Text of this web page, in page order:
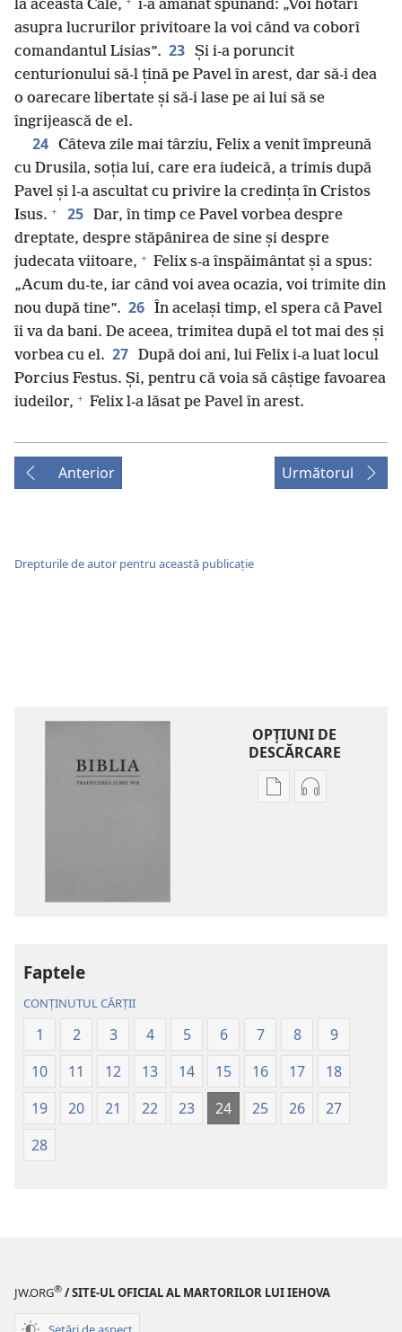
la această Cale,
i-a amânat spunând: „Voi hotărî
asupra lucrurilor privitoare la voi când va coborî
comandantul Lisias”. 23 Și i-a poruncit
centurionului să-l țină pe Pavel în arest, dar să-i dea
o oarecare libertate și să-i lase pe ai lui să se
îngrijească de el.
24 Câteva zile mai târziu, Felix a venit împreună
cu Drusila, soția lui, care era iudeică, a trimis după
Pavel și l-a ascultat cu privire la credința în Cristos
Isus. + 25 Dar, în timp ce Pavel vorbea despre
dreptate, despre stăpânirea de sine și despre
judecata viitoare, + Felix s-a înspăimântat și a spus:
„Acum du-te, iar când voi avea ocazia, voi trimite din
nou după tine”. 26 În același timp, el spera că Pavel
îi va da bani. De aceea, trimitea după el tot mai des și
vorbea cu el. 27 După doi ani, lui Felix i-a luat locul
Porcius Festus. Și, pentru că voia să câștige favoarea
iudeilor, + Felix l-a lăsat pe Pavel în arest.
Anterior Următorul
Drepturile de autor pentru această publicație
OPŢIUNI DE
DESCĂRCARE
Opțiuni
revizuită
din
2020)
Opțiuni
(ediția
revizuită
din
2020)
Faptele
CONȚINUTUL CĂRȚII
1 2 3 4 5 6 7 8
9
10
11 12 13 14 15 16 17
18
19
20 21 22 23 24 25 26
27
28
JW.ORG® / SITE-UL OFICIAL AL MARTORILOR LUI IEHOVA